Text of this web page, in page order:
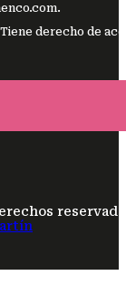
derecho de